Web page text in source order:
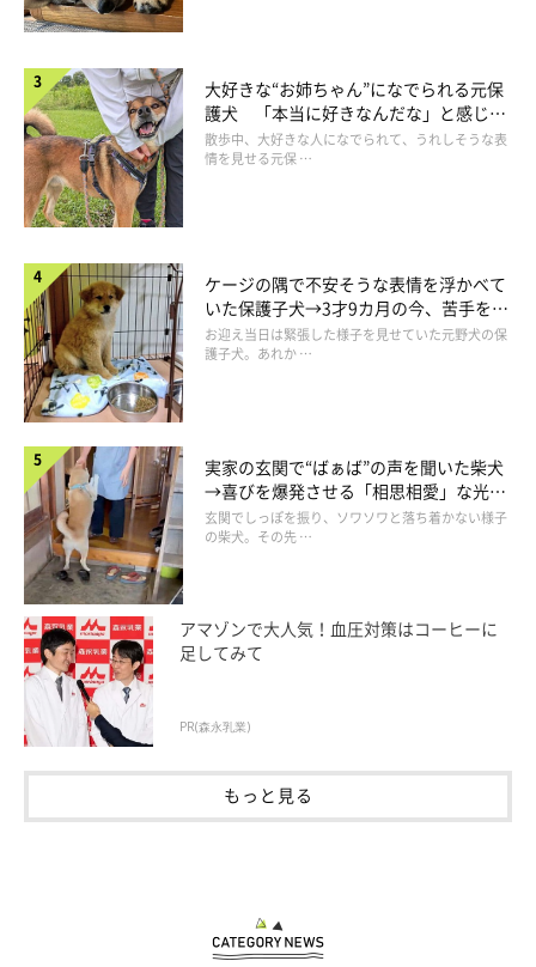
マロたんも健康上の理由です
大好きな“お姉ちゃん”になでられる元保
護犬 「本当に好きなんだな」と感じる
表情にほっこり
散歩中、大好きな人になでられて、うれしそうな表
情を見せる元保 …
ケージの隅で不安そうな表情を浮かべて
いた保護子犬→3才9カ月の今、苦手を克
服し頼もしいコに成長！
お迎え当日は緊張した様子を見せていた元野犬の保
護子犬。あれか …
実家の玄関で“ばぁば”の声を聞いた柴犬
→喜びを爆発させる「相思相愛」な光景
にほっこり
玄関でしっぽを振り、ソワソワと落ち着かない様子
の柴犬。その先 …
アマゾンで大人気！血圧対策はコーヒーに
足してみて
PR(森永乳業)
もっと見る